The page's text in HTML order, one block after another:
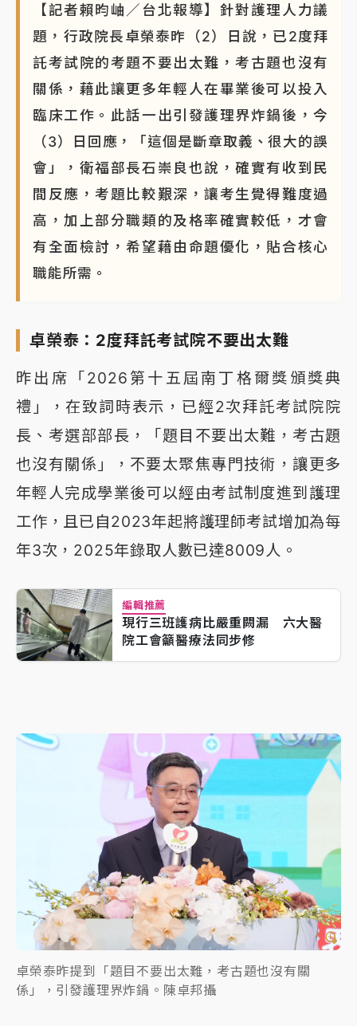
【記者賴昀岫／台北報導】針對護理人力議
題，行政院長卓榮泰昨（2）日說，已2度拜
託考試院的考題不要出太難，考古題也沒有
關係，藉此讓更多年輕人在畢業後可以投入
臨床工作。此話一出引發護理界炸鍋後，今
（3）日回應，「這個是斷章取義、很大的誤
會」，衛福部長石崇良也說，確實有收到民
間反應，考題比較艱深，讓考生覺得難度過
高，加上部分職類的及格率確實較低，才會
有全面檢討，希望藉由命題優化，貼合核心
職能所需。
卓榮泰：2度拜託考試院不要出太難
昨出席「2026第十五屆南丁格爾獎頒獎典
禮」，在致詞時表示，已經2次拜託考試院院
長、考選部部長，「題目不要出太難，考古題
也沒有關係」，不要太聚焦專門技術，讓更多
年輕人完成學業後可以經由考試制度進到護理
工作，且已自2023年起將護理師考試增加為每
年3次，2025年錄取人數已達8009人。
編輯推薦
現行三班護病比嚴重闕漏 六大醫
院工會籲醫療法同步修
卓榮泰昨提到「題目不要出太難，考古題也沒有關
係」，引發護理界炸鍋。陳卓邦攝